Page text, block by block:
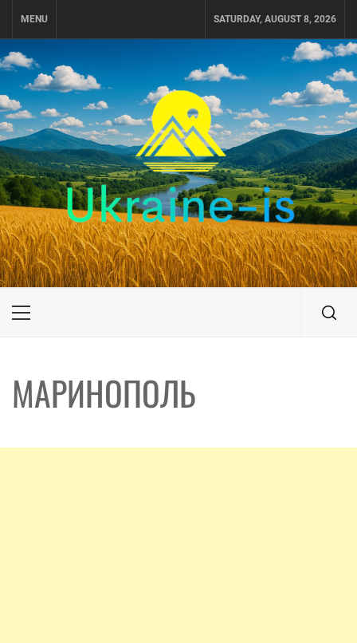
MENU SATURDAY, AUGUST 8, 2026
UKRAINE-IS
ПУТЕШЕСТВИЕ ПО УКРАИНЕ
Primary
МАРИНОПОЛЬ